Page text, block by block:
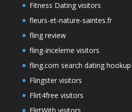
Fitness Dating visitors
fleurs-et-nature-saintes.fr
fling review
fling-inceleme visitors
fling.com search dating
Flingster visitors
Flirt4free visitors